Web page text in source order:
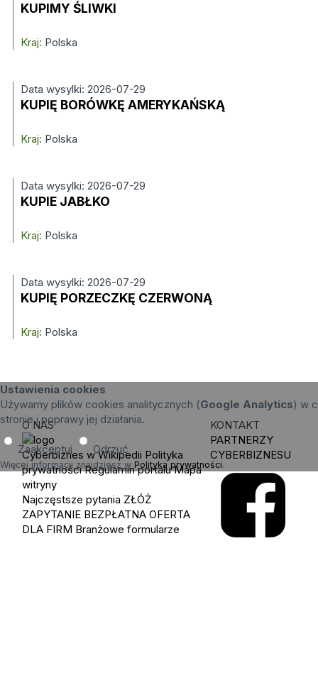
KUPIMY ŚLIWKI
Kraj: Polska
Data wysylki: 2026-07-29
KUPIĘ BORÓWKĘ AMERYKAŃSKĄ
Kraj: Polska
Data wysylki: 2026-07-29
KUPIE JABŁKO
Kraj: Polska
Data wysylki: 2026-07-29
KUPIĘ PORZECZKĘ CZERWONĄ
Kraj: Polska
Ustawienia cookies
Używamy plików cookies analitycznych (Google Analytics) w
stronie i poprawy jej działania.
Zaakceptuj Odrzuć
Więcej informacji znajdziesz w Polityka prywatności.
O NAS
Cyberbiznes w Wikipedii Polityka
prywatności Regulamin portalu Mapa
witryny
Najczęstsze pytania ZŁÓŻ
ZAPYTANIE BEZPŁATNA OFERTA
DLA FIRM Branżowe formularze
KONTAKT
PARTNERZY
CYBERBIZNESU